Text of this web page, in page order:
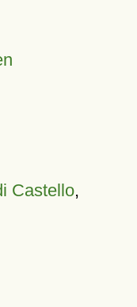
Castello,